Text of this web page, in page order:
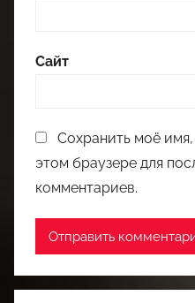
Сайт
Сохранить моё
этом браузере для
комментариев.